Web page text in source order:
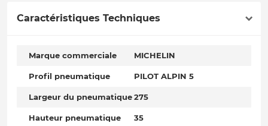
Caractéristiques Techniques
Marque commerciale MICHELIN
Profil pneumatique PILOT ALPIN 5
Largeur du pneumatique275
Hauteur pneumatique 35